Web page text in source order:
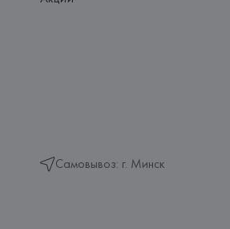
Самовывоз: г. Минск